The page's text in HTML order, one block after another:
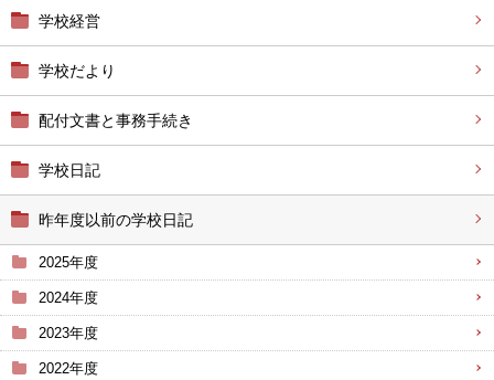
学校経営
学校だより
配付文書と事務手続き
学校日記
昨年度以前の学校日記
2025年度
2024年度
2023年度
2022年度